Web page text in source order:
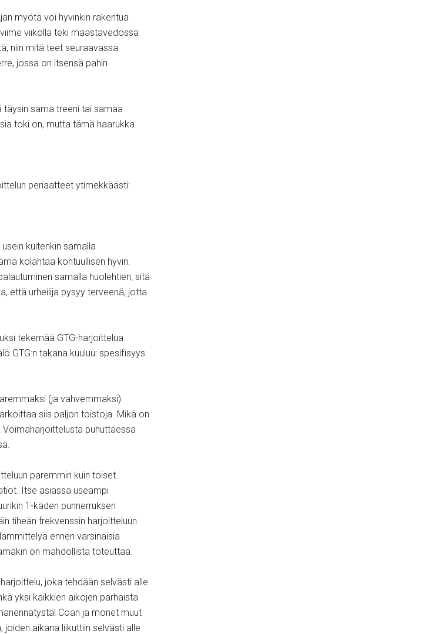
myötä voi hyvinkin rakentua
viikolla teki maastavedossa
niin mitä teet seuraavassa
jossa on itsensä pahin
täysin sama treeni tai samaa
toki on, mutta tämä haarukka
periaatteet ytimekkäästi:
kuitenkin samalla
kolahtaa kohtuullisen hyvin.
samalla huolehtien, sitä
että urheilija pysyy terveenä, jotta
tekemää GTG-harjoittelua.
GTG:n takana kuuluu: spesifisyys
(ja vahvemmaksi)
siis paljon toistoja. Mikä on
puhuttaessa
paremmin kuin toiset.
Itse asiassa useampi
1-käden punnerruksen
tiheän frekvenssin harjoitteluun
ennen varsinaisia
on mahdollista toteuttaa.
joka tehdään selvästi alle
yksi kaikkien aikojen parhaista
Coan ja monet muut
aikana liikuttiin selvästi alle